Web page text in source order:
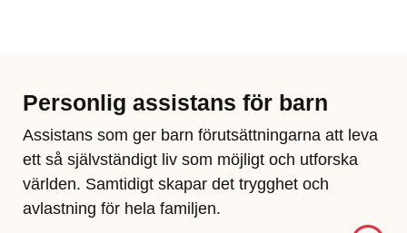
Personlig assistans för barn
Assistans som ger barn förutsättningarna att leva
ett så självständigt liv som möjligt och utforska
världen. Samtidigt skapar det trygghet och
avlastning för hela familjen.